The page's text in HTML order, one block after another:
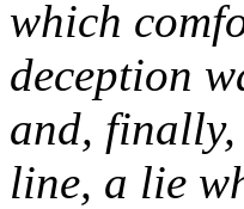
which
deception
and, finally,
line, a lie